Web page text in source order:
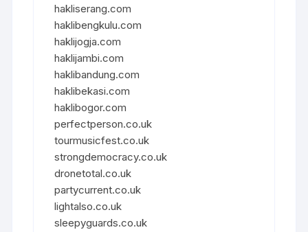
hakliserang.com
haklibengkulu.com
haklijogja.com
haklijambi.com
haklibandung.com
haklibekasi.com
haklibogor.com
perfectperson.co.uk
tourmusicfest.co.uk
strongdemocracy.co.uk
dronetotal.co.uk
partycurrent.co.uk
lightalso.co.uk
sleepyguards.co.uk